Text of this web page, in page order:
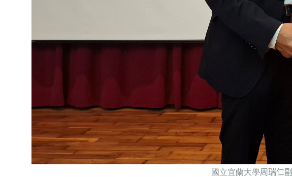
國立宜蘭大學周瑞仁副